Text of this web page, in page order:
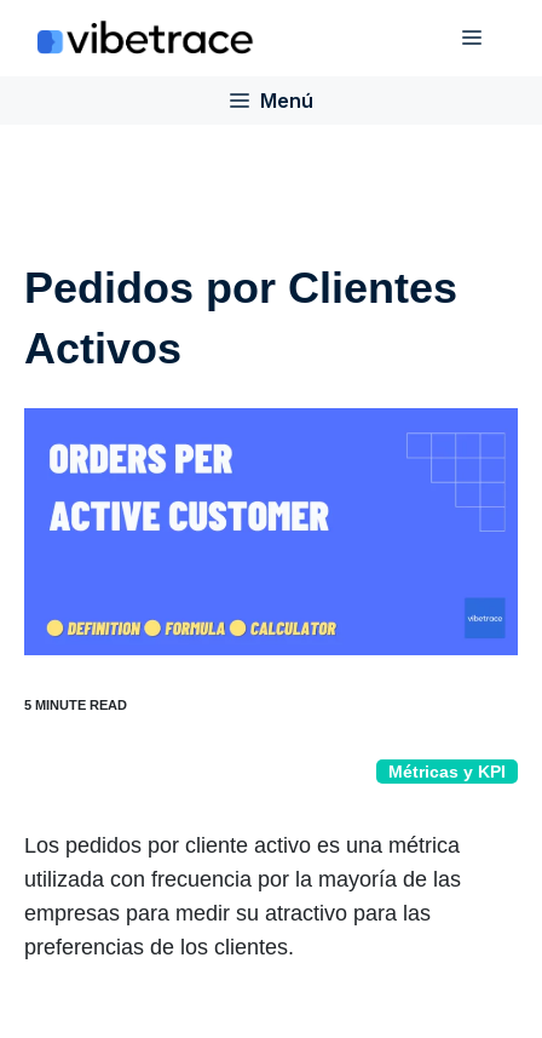
Menú
Menú
Pedidos por Clientes
Activos
Métricas y KPI
Los pedidos por cliente activo es una métrica
utilizada con frecuencia por la mayoría de las
empresas para medir su atractivo para las
preferencias de los clientes.